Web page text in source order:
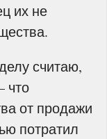
их не
считаю,
что
от продажи
потратил